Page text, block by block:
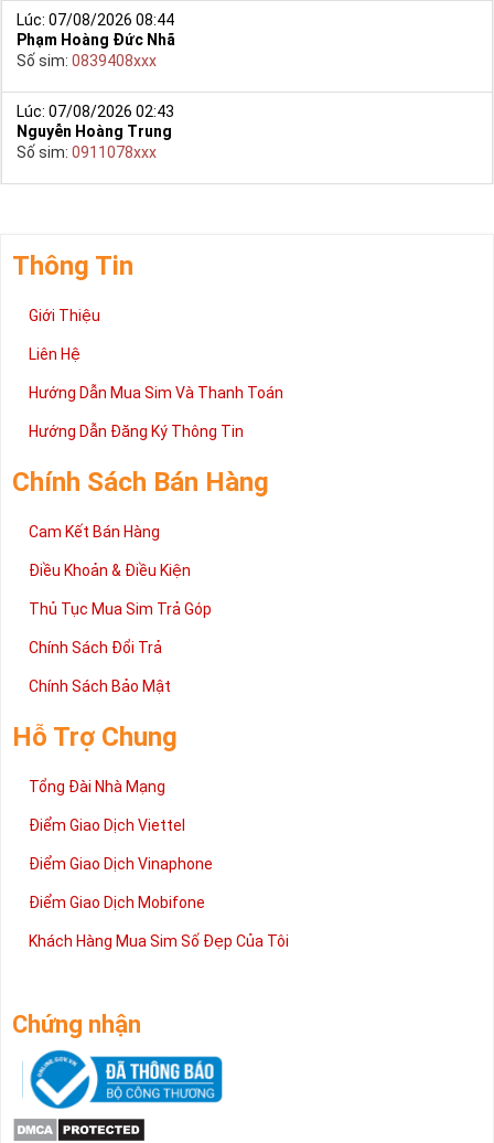
Lúc: 07/08/2026 08:44
Phạm Hoàng Đức Nhã
Số sim: 0839408xxx
Lúc: 07/08/2026 02:43
Nguyễn Hoàng Trung
Số sim: 0911078xxx
Thông Tin
Giới Thiệu
Liên Hệ
Hướng Dẫn Mua Sim Và Thanh Toán
Hướng Dẫn Đăng Ký Thông Tin
Chính Sách Bán Hàng
Cam Kết Bán Hàng
Điều Khoản & Điều Kiện
Thủ Tục Mua Sim Trả Góp
Chính Sách Đổi Trả
Chính Sách Bảo Mật
Hỗ Trợ Chung
Tổng Đài Nhà Mạng
Điểm Giao Dịch Viettel
Điểm Giao Dịch Vinaphone
Điểm Giao Dịch Mobifone
Khách Hàng Mua Sim Số Đẹp Của Tôi
Chứng nhận